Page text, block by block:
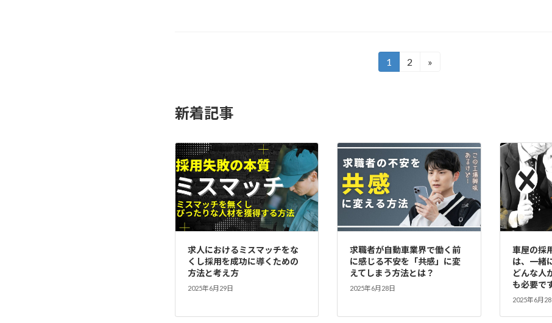
の
ー
ジ
送
り
固
1
固
2 »
新着記事
求人におけるミスマッチをな
くし採用を成功に導くための
方法と考え方
2025年6月29日
求職者が自動車業界で働く前
に感じる不安を「共感」に変
えてしまう方法とは？
2025年6月28日
車屋の採
は、一緒
どんな人
も必要で
2025年6月